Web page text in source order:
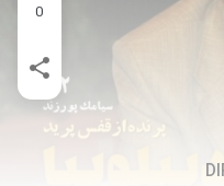
0